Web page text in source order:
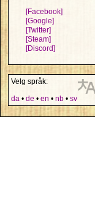
[Facebook]
[Google]
[Twitter]
[Steam]
[Discord]
Velg språk:
da • de • en • nb • sv